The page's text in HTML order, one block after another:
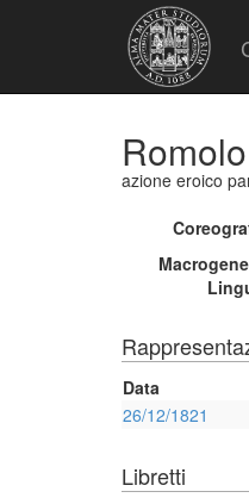
azione eroico
Data
26/12/1821
Libretti